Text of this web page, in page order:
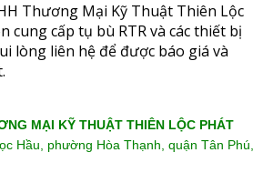
Thương Mại Kỹ Thuật Thiên Lộc
cung cấp tụ bù RTR và các thiết bị
lòng liên hệ để được báo giá và
MẠI KỸ THUẬT THIÊN LỘC PHÁT
Hầu, phường Hòa Thạnh, quận Tân Phú,